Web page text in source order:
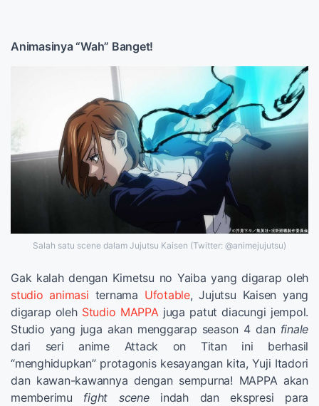
Animasinya “Wah” Banget!
Salah satu scene dalam Jujutsu Kaisen (Twitter: @animejujutsu)
Gak kalah dengan Kimetsu no Yaiba yang digarap oleh
studio animasi ternama Ufotable, Jujutsu Kaisen yang
digarap oleh Studio MAPPAjuga patut diacungi jempol.
Studio yang juga akan menggarap season 4 dan finale
dari seri anime Attack on Titan ini berhasil
“menghidupkan” protagonis kesayangan kita, Yuji Itadori
dan kawan-kawannya dengan sempurna! MAPPA akan
memberimu fight sceneindah dan ekspresi para